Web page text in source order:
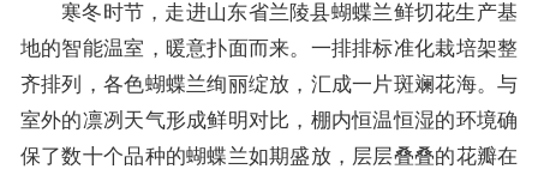
寒冬时节，走进山东省兰陵县蝴蝶兰鲜切花生产基
地的智能温室，暖意扑面而来。一排排标准化栽培架整
齐排列，各色蝴蝶兰绚丽绽放，汇成一片斑斓花海。与
室外的凛冽天气形成鲜明对比，棚内恒温恒湿的环境确
保了数十个品种的蝴蝶兰如期盛放，层层叠叠的花瓣在